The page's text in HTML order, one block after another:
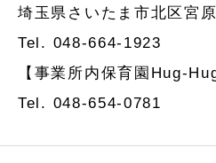
埼玉県さいたま市北区宮
Tel. 048-664-1923
【事業所内保育園Hug-Hug
Tel. 048-654-0781